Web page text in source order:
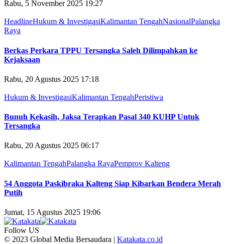
Rabu, 5 November 2025 19:27
HeadlineHukum & InvestigasiKalimantan TengahNasionalPalangka
Raya
Berkas Perkara TPPU Tersangka Saleh Dilimpahkan ke
Kejaksaan
Rabu, 20 Agustus 2025 17:18
Hukum & InvestigasiKalimantan TengahPeristiwa
Bunuh Kekasih, Jaksa Terapkan Pasal 340 KUHP Untuk
Tersangka
Rabu, 20 Agustus 2025 06:17
Kalimantan TengahPalangka RayaPemprov Kalteng
54 Anggota Paskibraka Kalteng Siap Kibarkan Bendera Merah
Putih
Jumat, 15 Agustus 2025 19:06
Follow US
© 2023 Global Media Bersaudara | Katakata.co.id